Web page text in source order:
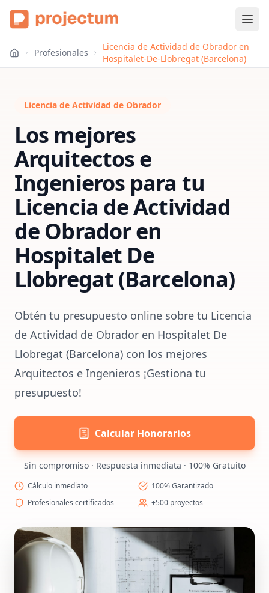
Profesionales
Licencia de Actividad de Obrador en
Hospitalet-De-Llobregat (Barcelona)
Licencia de Actividad de Obrador
Los mejores
Arquitectos e
Ingenieros para tu
Licencia de Actividad
de Obradoren
Hospitalet De
Llobregat (Barcelona)
Obtén tu presupuesto online sobre tu Licencia
de Actividad de Obrador en Hospitalet De
Llobregat (Barcelona) con los mejores
Arquitectos e Ingenieros ¡Gestiona tu
presupuesto!
Calcular Honorarios
Sin compromiso · Respuesta inmediata · 100% Gratuito
Cálculo inmediato
100% Garantizado
Profesionales certificados
+500 proyectos